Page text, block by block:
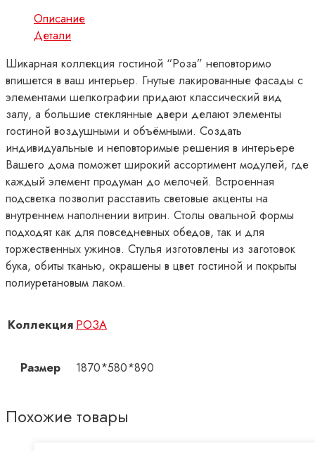
радиусными
фасадами
РОЗА
Описание
Детали
Шикарная коллекция гостиной “Роза” неповторимо
впишется в ваш интерьер. Гнутые лакированные фасады с
элементами шелкографии придают классический вид
залу, а большие стеклянные двери делают элементы
гостиной воздушными и объёмными. Создать
индивидуальные и неповторимые решения в интерьере
Вашего дома поможет широкий ассортимент модулей, где
каждый элемент продуман до мелочей. Встроенная
подсветка позволит расставить световые акценты на
внутреннем наполнении витрин. Столы овальной формы
подходят как для повседневных обедов, так и для
торжественных ужинов. Стулья изготовлены из заготовок
бука, обиты тканью, окрашены в цвет гостиной и покрыты
полиуретановым лаком.
Коллекция РОЗА
Размер 1870*580*890
Похожие товары